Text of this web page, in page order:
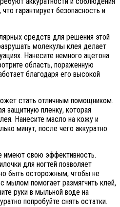
гарантирует безопасность и
средств для решения этой
молекулы клея делает
Нанесите немного ацетона
область, пораженную
благодаря его высокой
стать отличным помощником.
защитную пленку, которая
Нанесите масло на кожу и
минут, после чего аккуратно
имеют свою эффективность.
для ногтей позволяет
быть осторожным, чтобы не
мылом помогает размягчить клей,
руки в мыльной воде на
попробуйте снять остатки.